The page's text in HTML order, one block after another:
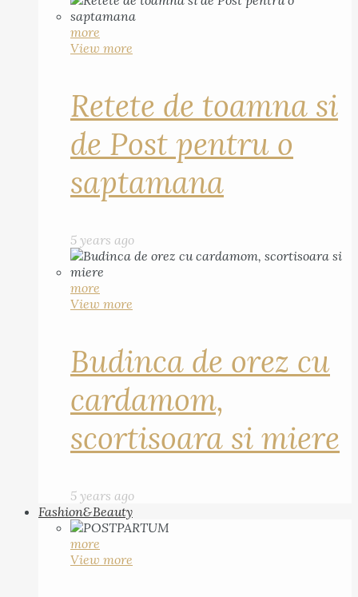
more
View more
Retete de toamna si
de Post pentru o
saptamana
5 years ago
more
View more
Budinca de orez cu
cardamom,
scortisoara si miere
5 years ago
Fashion&Beauty
more
View more